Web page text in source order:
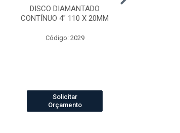
DISCO DIAMANTADO
CONTÍNUO 4" 110 X 20MM
Código: 2029
Solicitar
Orçamento